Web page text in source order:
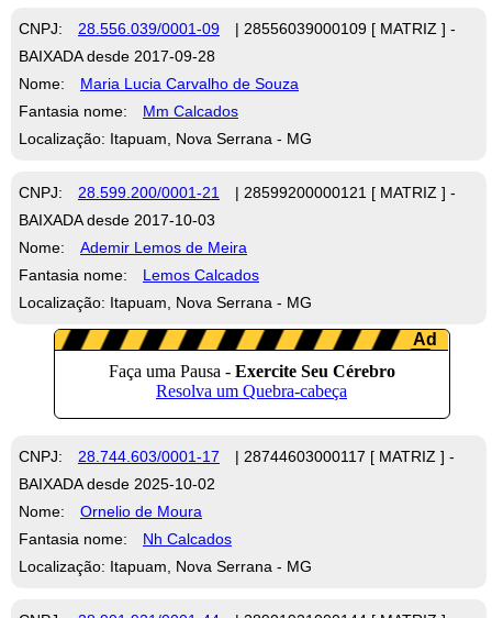
CNPJ: 28.556.039/0001-09
| 28556039000109 [ MATRIZ ] -
BAIXADA desde 2017-09-28
Nome:
Maria Lucia Carvalho de Souza
Fantasia nome:
Mm Calcados
Localização: Itapuam, Nova Serrana - MG
CNPJ: 28.599.200/0001-21
| 28599200000121 [ MATRIZ ] -
BAIXADA desde 2017-10-03
Nome:
Ademir Lemos de Meira
Fantasia nome:
Lemos Calcados
Localização: Itapuam, Nova Serrana - MG
CNPJ: 28.744.603/0001-17
| 28744603000117 [ MATRIZ ] -
BAIXADA desde 2025-10-02
Nome:
Ornelio de Moura
Fantasia nome:
Nh Calcados
Localização: Itapuam, Nova Serrana - MG